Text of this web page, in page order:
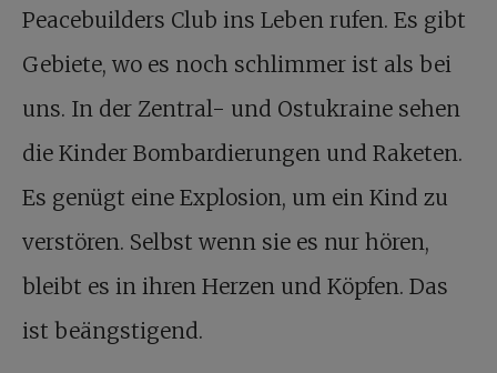
Peacebuilders Club ins Leben rufen. Es gibt
Gebiete, wo es noch schlimmer ist als bei
uns. In der Zentral- und Ostukraine sehen
die Kinder Bombardierungen und Raketen.
Es genügt eine Explosion, um ein Kind zu
verstören. Selbst wenn sie es nur hören,
bleibt es in ihren Herzen und Köpfen. Das
ist beängstigend.